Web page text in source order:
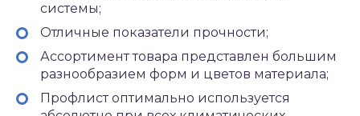
системы;
Отличные показатели прочности;
Ассортимент товара представлен большим
разнообразием форм и цветов материала;
Профлист оптимально используется